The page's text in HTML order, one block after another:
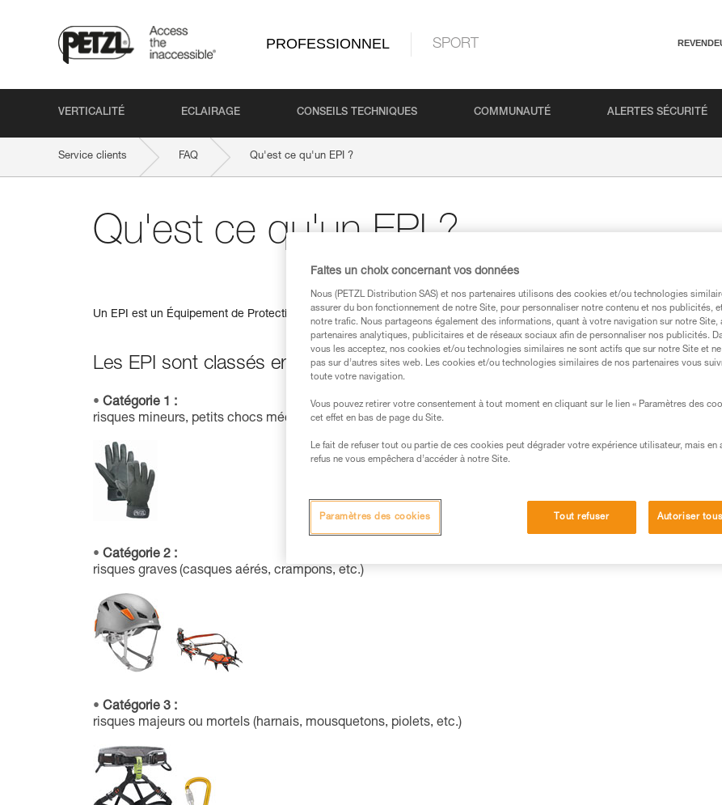
PROFESSIONNEL SPORT
VERTICALITÉ ECLAIRAGE CONSEILS TECHNIQUES COMMUNAUTÉ ALERTES SÉCURITÉ
Service clients FAQ Qu'est ce qu'un EPI ?
Qu'est ce qu'un EPI ?
Un EPI est un Équipement de Protection Individuelle, équipement tenu ou porté par un utilisateur.
Les EPI sont classés en trois catégories :
Catégorie 1 :
risques mineurs, petits chocs mécaniques, rayonnement solaire (exemple : lunettes, gants, etc.)
Catégorie 2 :
risques graves (casques aérés, crampons, etc.)
Catégorie 3 :
risques majeurs ou mortels (harnais, mousquetons, piolets, etc.)
Faites un choix concernant vos données
Nous (PETZL Distribution SAS) et nos partenaires utilisons des cookies et/ou technologies
assurer du bon fonctionnement de notre Site, pour personnaliser notre contenu et nos publicités,
notre trafic. Nous partageons également des informations, quant à votre navigation sur notre Site,
partenaires analytiques, publicitaires et de réseaux sociaux afin de personnaliser nos publicités.
vous les acceptez, nos cookies et/ou technologies similaires ne sont actifs que sur notre Site et
pas sur d’autres sites web. Les cookies et/ou technologies similaires de nos partenaires vous
toute votre navigation.
Vous pouvez retirer votre consentement à tout moment en cliquant sur le lien « Paramètres des
cet effet en bas de page du Site.
Le fait de refuser tout ou partie de ces cookies peut dégrader votre expérience utilisateur, mais en
refus ne vous empêchera d’accéder à notre Site.
Tout refuser Autoriser
Paramètres des cookies